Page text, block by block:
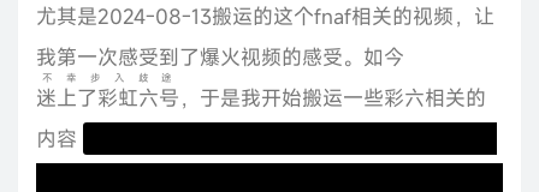
尤其是2024-08-13搬运的这个fnaf相关的视频，让
我第一次感受到了爆火视频的感受。如今
迷上了彩虹六号
不幸步入歧途
，于是我开始搬运一些彩六相关的
内容